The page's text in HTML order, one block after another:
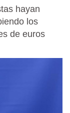
hayan
los
de euros